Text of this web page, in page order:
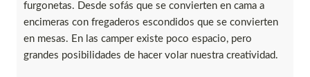
furgonetas. Desde sofás que se convierten en cama a
encimeras con fregaderos escondidos que se convierten
en mesas. En las camper existe poco espacio, pero
grandes posibilidades de hacer volar nuestra creatividad.